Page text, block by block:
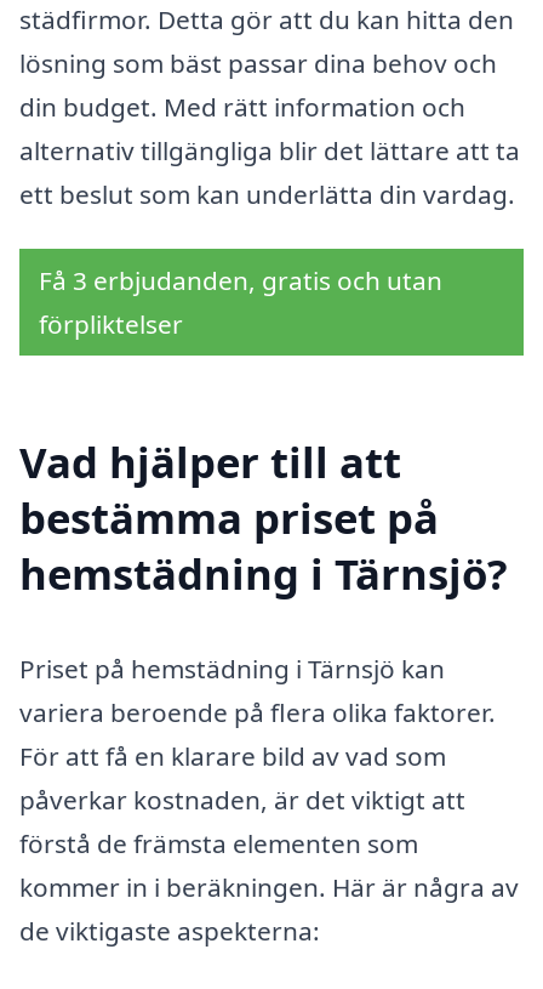
städfirmor. Detta gör att du kan hitta den
lösning som bäst passar dina behov och
din budget. Med rätt information och
alternativ tillgängliga blir det lättare att ta
ett beslut som kan underlätta din vardag.
Få 3 erbjudanden, gratis och utan
förpliktelser
Vad hjälper till att
bestämma priset på
hemstädning i Tärnsjö?
Priset på hemstädning i Tärnsjö kan
variera beroende på flera olika faktorer.
För att få en klarare bild av vad som
påverkar kostnaden, är det viktigt att
förstå de främsta elementen som
kommer in i beräkningen. Här är några av
de viktigaste aspekterna: